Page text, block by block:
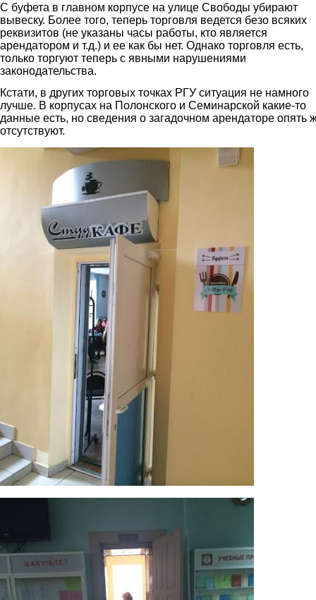
С буфета в главном корпусе на улице Свободы убирают
вывеску. Более того, теперь торговля ведется безо всяких
реквизитов (не указаны часы работы, кто является
арендатором и т.д.) и ее как бы нет. Однако торговля есть,
только торгуют теперь с явными нарушениями
законодательства.
Кстати, в других торговых точках РГУ ситуация не намного
лучше. В корпусах на Полонского и Семинарской какие-то
данные есть, но сведения о загадочном арендаторе опять
отсутствуют.